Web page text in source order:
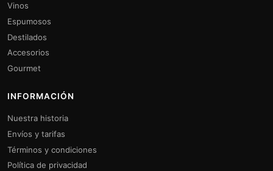
Vinos
Espumosos
Destilados
Accesorios
Gourmet
INFORMACIÓN
Nuestra historia
Envíos y tarifas
Términos y condiciones
Política de privacidad